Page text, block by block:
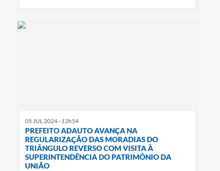
05 JUL 2024 - 12h54
PREFEITO ADAUTO AVANÇA NA
REGULARIZAÇÃO DAS MORADIAS DO
TRIÂNGULO REVERSO COM VISITA À
SUPERINTENDÊNCIA DO PATRIMÔNIO DA
UNIÃO